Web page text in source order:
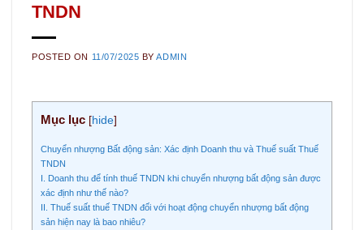
TNDN
POSTED ON 11/07/2025 BYADMIN
Mục lục [hide]
Chuyển nhượng Bất động sản: Xác định Doanh thu và Thuế suất Thuế
TNDN
I. Doanh thu để tính thuế TNDN khi chuyển nhượng bất động sản được
xác định như thế nào?
II. Thuế suất thuế TNDN đối với hoạt động chuyển nhượng bất động
sản hiện nay là bao nhiêu?